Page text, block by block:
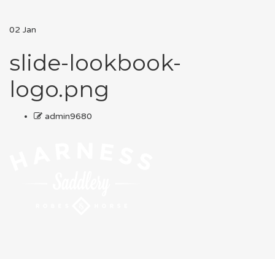
02 Jan
slide-lookbook-
logo.png
admin9680